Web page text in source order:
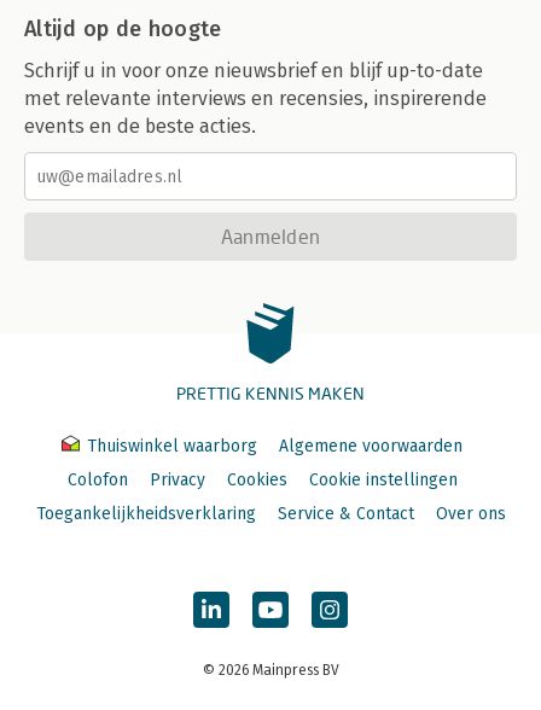
Altijd op de hoogte
Schrijf u in voor onze nieuwsbrief en blijf up-to-date
met relevante interviews en recensies, inspirerende
events en de beste acties.
Aanmelden
PRETTIG KENNIS MAKEN
Thuiswinkel waarborg
Algemene voorwaarden
Colofon
Privacy Cookies
Cookie instellingen
Toegankelijkheidsverklaring
Service & Contact Over ons
© 2026 Mainpress BV